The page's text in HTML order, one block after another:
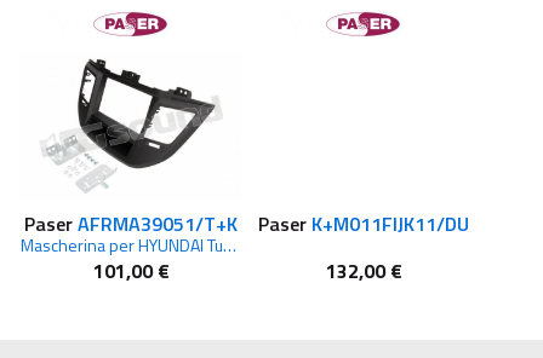
PaserAFRMA39051/T+K
Mascherina per HYUNDAI Tucson dal 2015
101,00 €
Paser K+M011FIJK11/DU
132,00 €